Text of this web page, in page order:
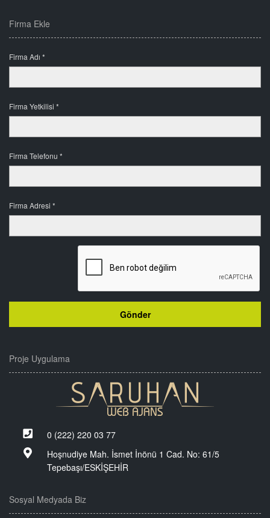
Firma Ekle
Firma Adı *
Firma Yetkilisi *
Firma Telefonu *
Firma Adresi *
Proje Uygulama
0 (222) 220 03 77
Hoşnudiye Mah. İsmet İnönü 1 Cad. No: 61/5
Tepebaşı/ESKİŞEHİR
Sosyal Medyada Biz